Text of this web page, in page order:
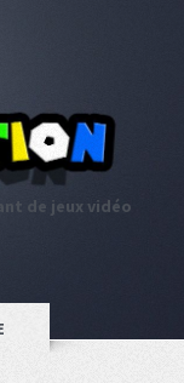
de jeux vidéo